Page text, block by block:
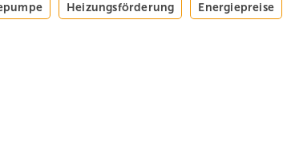
Heizungsförderung Energiepreise